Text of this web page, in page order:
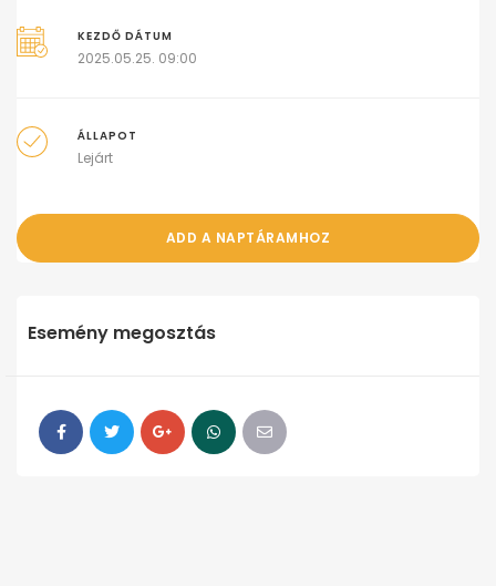
KEZDŐ DÁTUM
2025.05.25. 09:00
ÁLLAPOT
Lejárt
ADD A NAPTÁRAMHOZ
Esemény megosztás